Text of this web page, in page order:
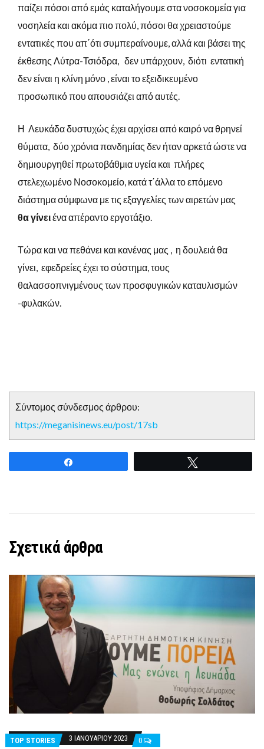
παίζει πόσοι από εμάς καταλήγουμε στα νοσοκομεία για
νοσηλεία και ακόμα πιο πολύ, πόσοι θα χρειαστούμε
εντατικές που απ΄ότι συμπεραίνουμε, αλλά και βάσει της
έκθεσης Λύτρα-Τσιόδρα, δεν υπάρχουν, διότι εντατική
δεν είναι η κλίνη μόνο , είναι το εξειδικευμένο
προσωπικό που απουσιάζει από αυτές.
Η Λευκάδα δυστυχώς έχει αρχίσει από καιρό να θρηνεί
θύματα, δύο χρόνια πανδημίας δεν ήταν αρκετά ώστε να
δημιουργηθεί πρωτοβάθμια υγεία και πλήρες
στελεχωμένο Νοσοκομείο, κατά τ΄άλλα το επόμενο
διάστημα σύμφωνα με τις εξαγγελίες των αιρετών μας
θα γίνειένα απέραντο εργοτάξιο.
Τώρα και να πεθάνει και κανένας μας , η δουλειά θα
γίνει, εφεδρείες έχει το σύστημα, τους
θαλασσοπνιγμένους των προσφυγικών καταυλισμών
-φυλακών.
Σύντομος σύνδεσμος άρθρου:
https://meganisinews.eu/post/17sb
Σχετικά άρθρα
TOP STORIES 3 ΙΑΝΟΥΑΡΊΟΥ 2023 0